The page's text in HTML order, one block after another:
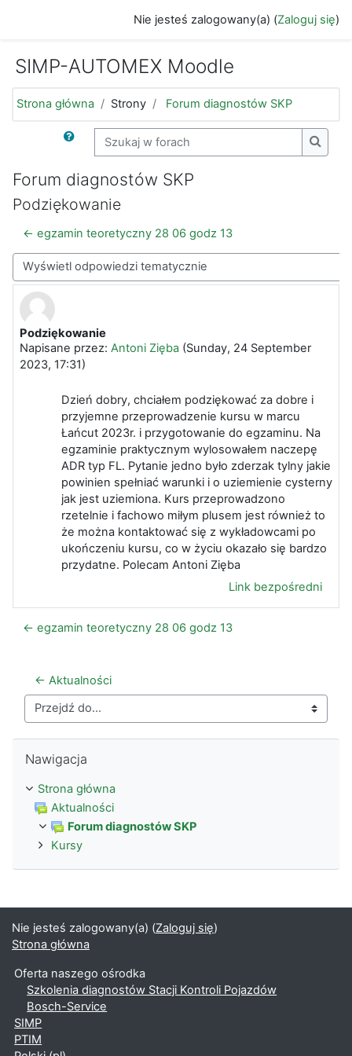
Nie jesteś zalogowany(a) (Zaloguj się)
SIMP-AUTOMEX Moodle
Strona główna Strony Forum diagnostów SKP
Szukaj w forach
Forum diagnostów SKP
Podziękowanie
← egzamin teoretyczny 28 06 godz 13
Sposób wyświetlania
Podziękowanie
Napisane przez: Antoni Zięba (Sunday, 24 September
2023, 17:31)
Liczba odpowiedzi: 0
Dzień dobry, chciałem podziękować za dobre i
przyjemne przeprowadzenie kursu w marcu
Łańcut 2023r. i przygotowanie do egzaminu. Na
egzaminie praktycznym wylosowałem naczepę
ADR typ FL. Pytanie jedno było zderzak tylny jakie
powinien spełniać warunki i o uziemienie cysterny
jak jest uziemiona. Kurs przeprowadzono
rzetelnie i fachowo miłym plusem jest również to
że można kontaktować się z wykładowcami po
ukończeniu kursu, co w życiu okazało się bardzo
przydatne. Polecam Antoni Zięba
Link bezpośredni
← egzamin teoretyczny 28 06 godz 13
← Aktualności
Przejdź do...
Nawigacja
Strona główna
Aktualności
Forum diagnostów SKP
Kursy
Nie jesteś zalogowany(a) (Zaloguj się)
Strona główna
Oferta naszego ośrodka
Szkolenia diagnostów Stacji Kontroli Pojazdów
Bosch-Service
SIMP
PTIM